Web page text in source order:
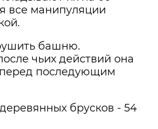
все манипуляции
башню.
чьих действий она
перед последующим
брусков - 54